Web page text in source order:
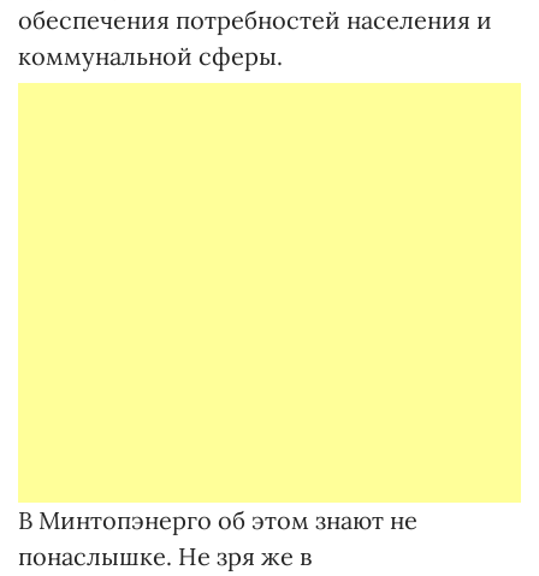
обеспечения потребностей населения и
коммунальной сферы.
В Минтопэнерго об этом знают не
понаслышке. Не зря же в